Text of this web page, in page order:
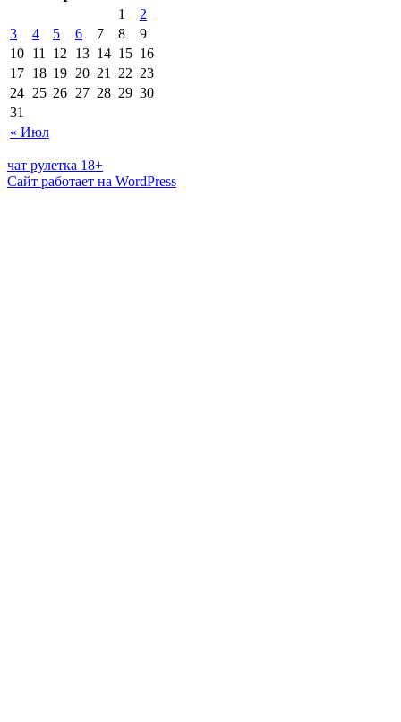
« Июл
1
2
3
4 5 6 7 8
9
10 11 12 13 14 15 16
17 18 19 20 21 22 23
24 25 26 27 28 29 30
31
чат рулетка 18+
Сайт работает на WordPress